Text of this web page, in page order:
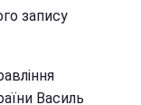
запису
Василь